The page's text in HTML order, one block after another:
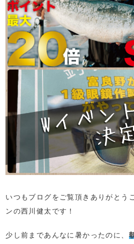
いつもブログをご覧頂きありがとう
ンの西川健太です！
少し前まであんなに暑かったのに、